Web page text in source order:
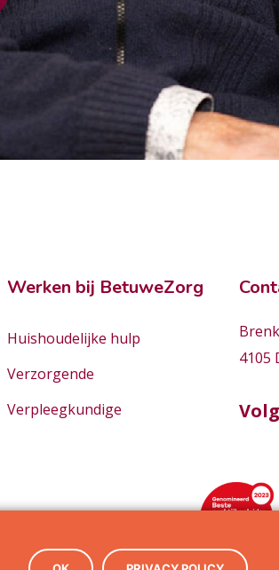
Werken bij BetuweZorg
Huishoudelijke hulp
Verzorgende
Verpleegkundige
4105